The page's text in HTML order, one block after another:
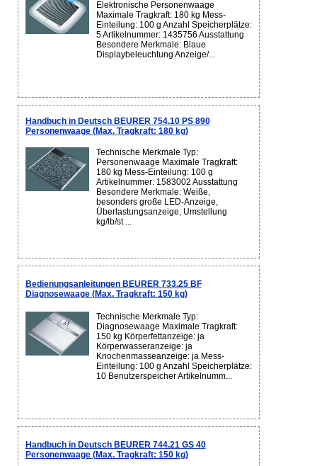
Elektronische Personenwaage
Maximale Tragkraft: 180 kg Mess-
Einteilung: 100 g Anzahl Speicherplätze:
5 Artikelnummer: 1435756 Ausstattung
Besondere Merkmale: Blaue
Displaybeleuchtung Anzeige/...
Handbuch in Deutsch BEURER 754.10 PS 890
Personenwaage (Max. Tragkraft: 180 kg)
Technische Merkmale Typ:
Personenwaage Maximale Tragkraft:
180 kg Mess-Einteilung: 100 g
Artikelnummer: 1583002 Ausstattung
Besondere Merkmale: Weiße,
besonders große LED-Anzeige,
Überlastungsanzeige, Umstellung
kg/lb/st ...
Bedienungsanleitungen BEURER 733.25 BF
Diagnosewaage (Max. Tragkraft: 150 kg)
Technische Merkmale Typ:
Diagnosewaage Maximale Tragkraft:
150 kg Körperfettanzeige: ja
Körperwasseranzeige: ja
Knochenmasseanzeige: ja Mess-
Einteilung: 100 g Anzahl Speicherplätze:
10 Benutzerspeicher Artikelnumm...
Handbuch in Deutsch BEURER 744.21 GS 40
Personenwaage (Max. Tragkraft: 150 kg)